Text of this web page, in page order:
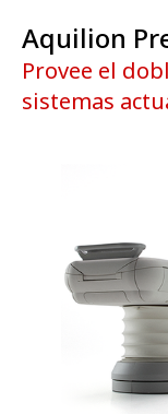
Provee el
sistemas
Aquilion